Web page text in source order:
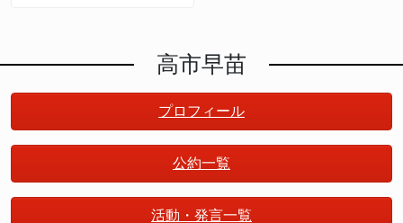
高市早苗
プロフィール
公約一覧
活動・発言一覧